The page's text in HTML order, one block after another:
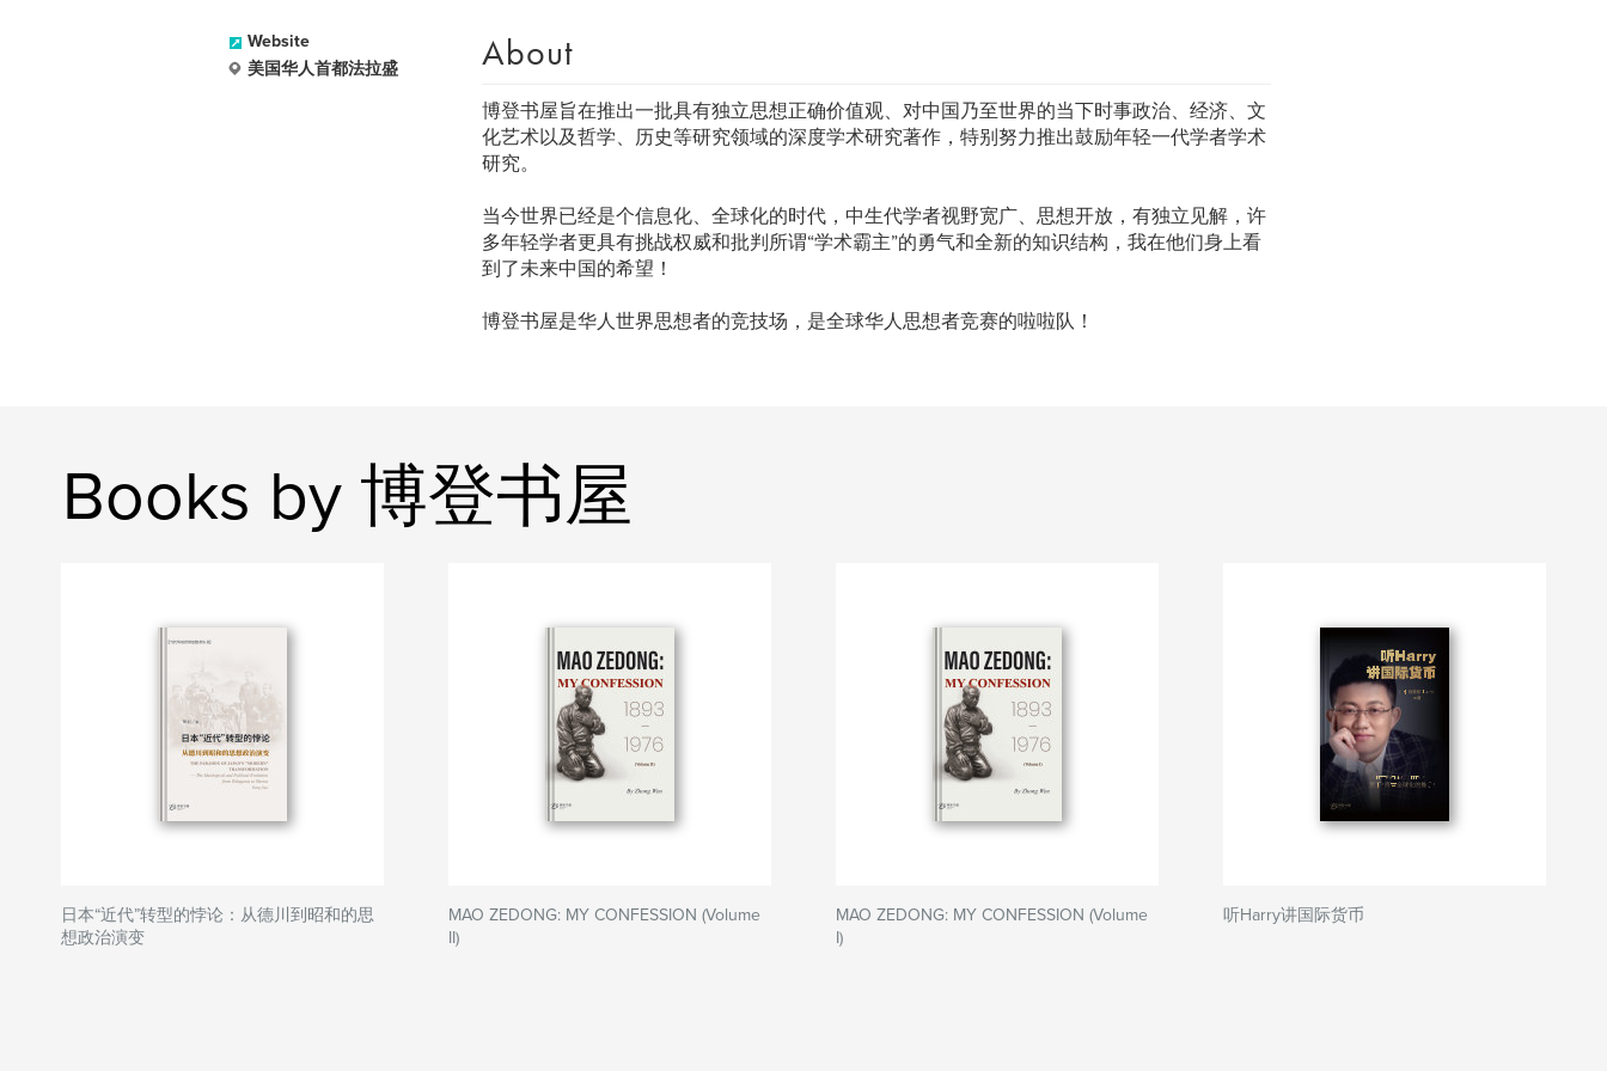
Website
美国华人首都法拉盛
About
博登书屋旨在推出一批具有独立思想正确价值观、对中国乃至世界的当下时事政治、经济、文
化艺术以及哲学、历史等研究领域的深度学术研究著作，特别努力推出鼓励年轻一代学者学术
研究。
当今世界已经是个信息化、全球化的时代，中生代学者视野宽广、思想开放，有独立见解，许
多年轻学者更具有挑战权威和批判所谓“学术霸主”的勇气和全新的知识结构，我在他们身上看
到了未来中国的希望！
博登书屋是华人世界思想者的竞技场，是全球华人思想者竞赛的啦啦队！
Books by 博登书屋
日本“近代”转型的悖论：从德川到昭和的思
想政治演变
MAO ZEDONG: MY CONFESSION (Volume
II)
MAO ZEDONG: MY CONFESSION (Volume
I)
听Harry讲国际货币